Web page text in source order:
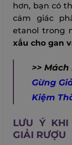
hơn, bạn có
cảm giác
etanol trong
xấu cho gan
>>
Gừng
Kiệm
LƯU Ý KHI
GIẢI RƯỢU